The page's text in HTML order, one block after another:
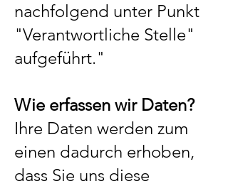
nachfolgend unter Punkt
"Verantwortliche Stelle"
aufgeführt."
Wie erfassen wir Daten?
Ihre Daten werden zum
einen dadurch erhoben,
dass Sie uns diese